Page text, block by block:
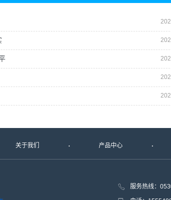
关于我们 产品中心
服务热线：